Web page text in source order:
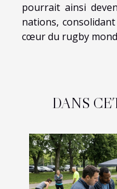
pourrait ainsi
nations,
cœur du rugby
DANS